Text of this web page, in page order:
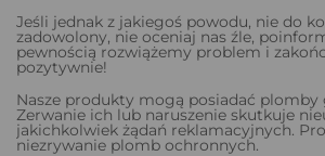
Jeśli jednak z jakiegoś powodu, nie do
zadowolony, nie oceniaj nas źle,
pewnością rozwiążemy problem i
pozytywnie!
Nasze produkty mogą posiadać plomby
Zerwanie ich lub naruszenie skutkuje
jakichkolwiek żądań reklamacyjnych.
niezrywanie plomb ochronnych.